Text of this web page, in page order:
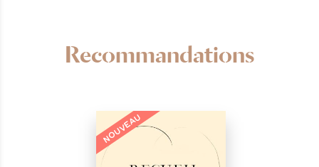
Recommandations
NOUVEAU